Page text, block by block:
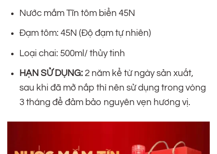
Nước mắm Tĩn tôm biển 45N
Đạm tôm: 45N (Độ đạm tự nhiên)
Loại chai: 500ml/ thủy tinh
HẠN SỬ DỤNG:2 năm kể từ ngày sản xuất,
sau khi đã mở nắp thì nên sử dụng trong vòng
3 tháng để đảm bảo nguyên vẹn hương vị.